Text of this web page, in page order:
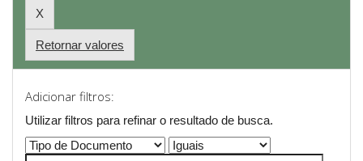
Retornar valores
Adicionar filtros:
Utilizar filtros para refinar o resultado de busca.